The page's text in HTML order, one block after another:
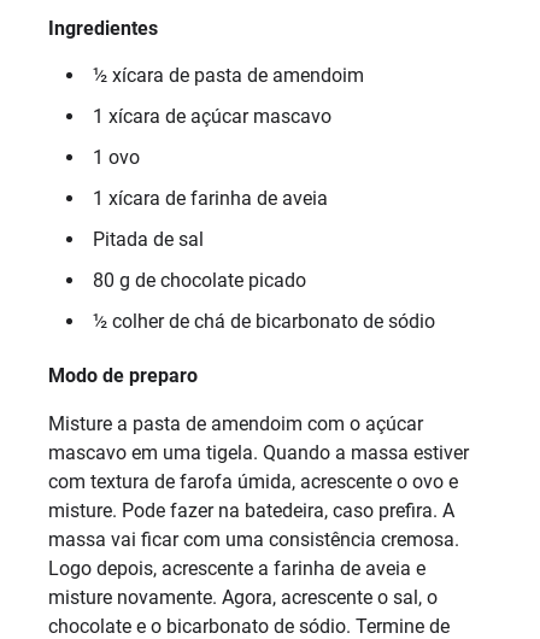
Ingredientes
½ xícara de pasta de amendoim
1 xícara de açúcar mascavo
1 ovo
1 xícara de farinha de aveia
Pitada de sal
80 g de chocolate picado
½ colher de chá de bicarbonato de sódio
Modo de preparo
Misture a pasta de amendoim com o açúcar
mascavo em uma tigela. Quando a massa estiver
com textura de farofa úmida, acrescente o ovo e
misture. Pode fazer na batedeira, caso prefira. A
massa vai ficar com uma consistência cremosa.
Logo depois, acrescente a farinha de aveia e
misture novamente. Agora, acrescente o sal, o
chocolate e o bicarbonato de sódio. Termine de